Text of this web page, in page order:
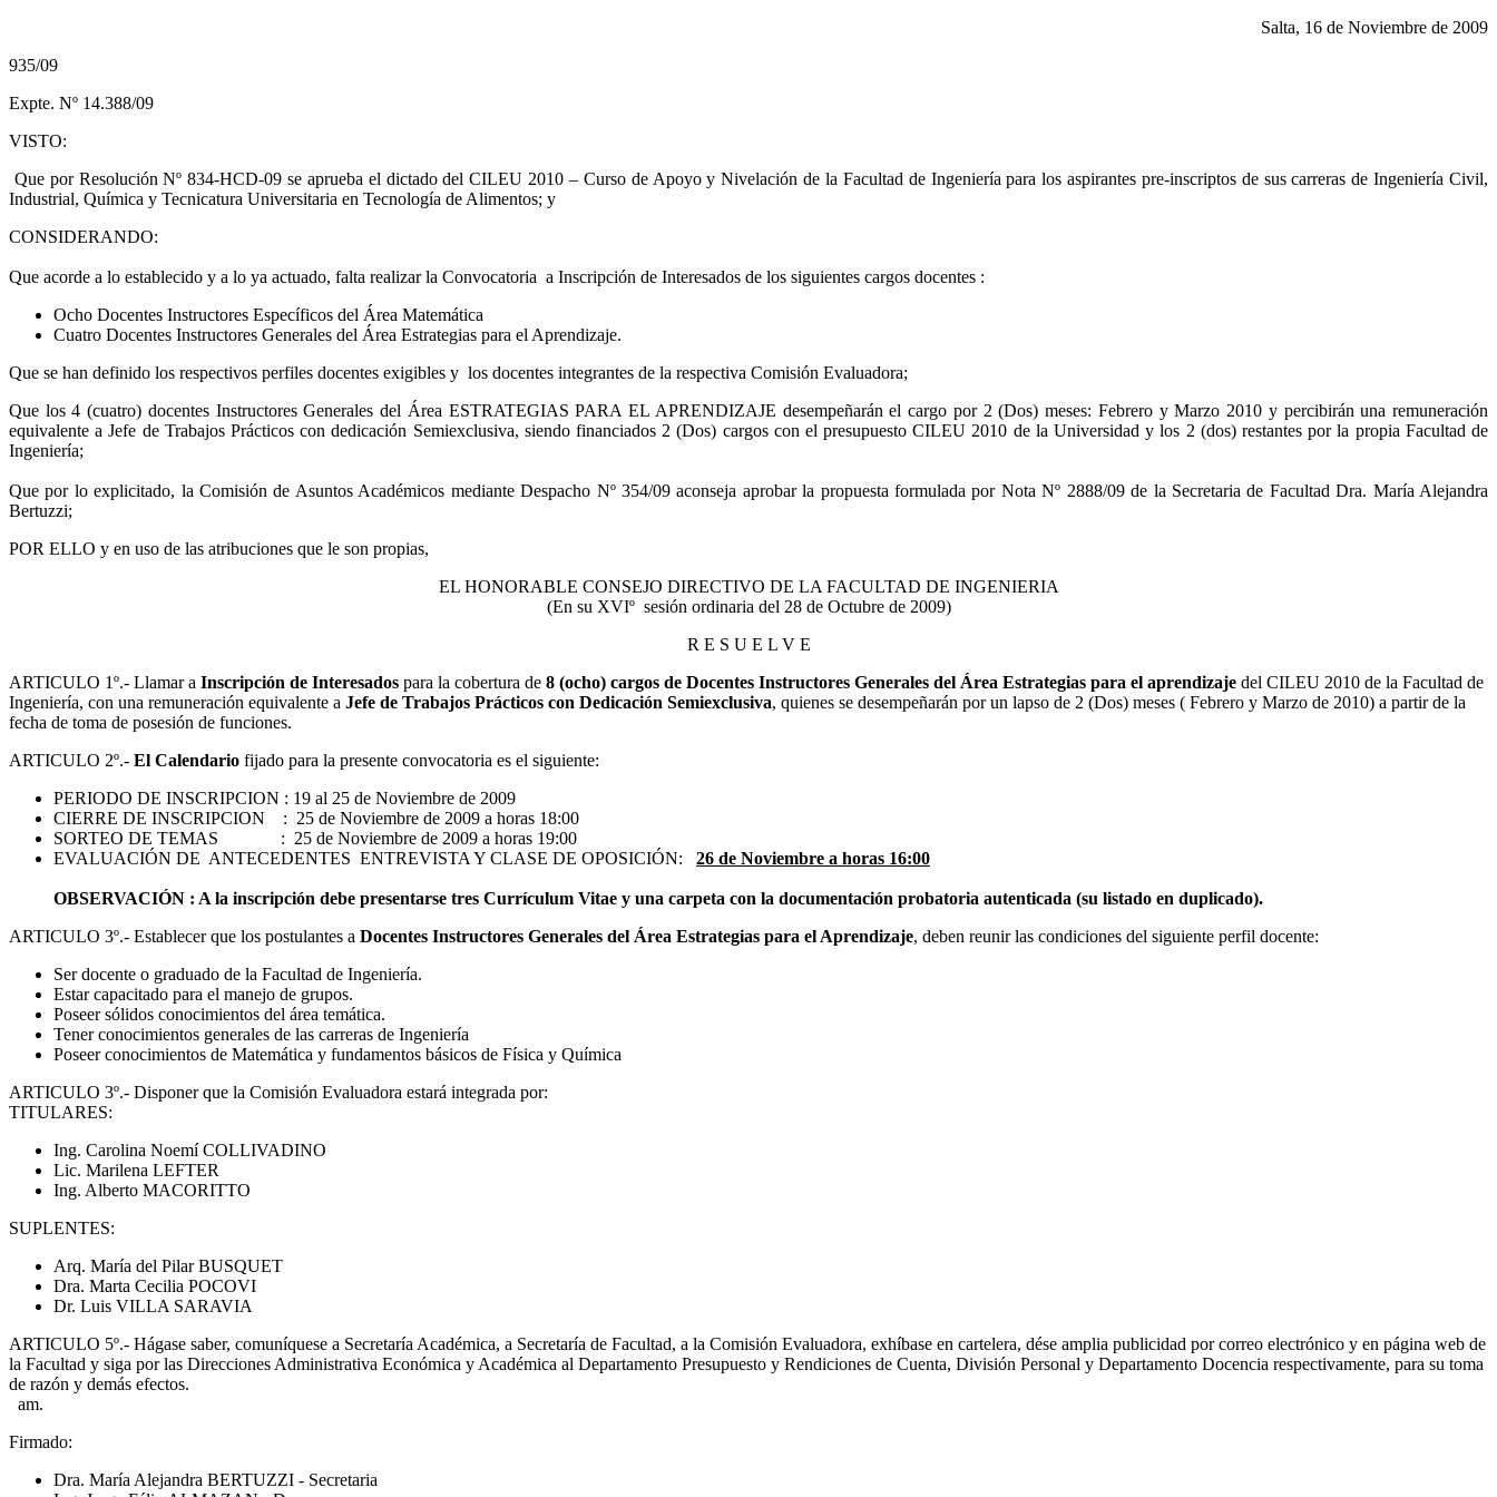
Salta, 16 de Noviembre de 2009
935/09
Expte. Nº 14.388/09
VISTO:
Que por Resolución Nº 834-HCD-09 se aprueba el dictado del CILEU 2010 – Curso de Apoyo y Nivelación de la Facultad de Ingeniería para los aspirantes pre-inscriptos de sus carreras de Ingeniería Civil,
Industrial, Química y Tecnicatura Universitaria en Tecnología de Alimentos; y
CONSIDERANDO:
Que acorde a lo establecido y a lo ya actuado, falta realizar la Convocatoria a Inscripción de Interesados de los siguientes cargos docentes :
Ocho Docentes Instructores Específicos del Área Matemática
Cuatro Docentes Instructores Generales del Área Estrategias para el Aprendizaje.
Que se han definido los respectivos perfiles docentes exigibles y los docentes integrantes de la respectiva Comisión Evaluadora;
Que los 4 (cuatro) docentes Instructores Generales del Área ESTRATEGIAS PARA EL APRENDIZAJE desempeñarán el cargo por 2 (Dos) meses: Febrero y Marzo 2010 y percibirán una remuneración
equivalente a Jefe de Trabajos Prácticos con dedicación Semiexclusiva, siendo financiados 2 (Dos) cargos con el presupuesto CILEU 2010 de la Universidad y los 2 (dos) restantes por la propia Facultad de
Ingeniería;
Que por lo explicitado, la Comisión de Asuntos Académicos mediante Despacho Nº 354/09 aconseja aprobar la propuesta formulada por Nota Nº 2888/09 de la Secretaria de Facultad Dra. María Alejandra
Bertuzzi;
POR ELLO y en uso de las atribuciones que le son propias,
EL HONORABLE CONSEJO DIRECTIVO DE LA FACULTAD DE INGENIERIA
(En su XVIº sesión ordinaria del 28 de Octubre de 2009)
R E S U E L V E
ARTICULO 1º.- Llamar a Inscripción de Interesados para la cobertura de 8 (ocho) cargos de Docentes Instructores Generales del Área Estrategias para el aprendizaje del CILEU 2010 de la Facultad de
Ingeniería, con una remuneración equivalente a Jefe de Trabajos Prácticos con Dedicación Semiexclusiva, quienes se desempeñarán por un lapso de 2 (Dos) meses ( Febrero y Marzo de 2010) a partir de la
fecha de toma de posesión de funciones.
ARTICULO 2º.- El Calendario fijado para la presente convocatoria es el siguiente:
PERIODO DE INSCRIPCION : 19 al 25 de Noviembre de 2009
CIERRE DE INSCRIPCION : 25 de Noviembre de 2009 a horas 18:00
SORTEO DE TEMAS : 25 de Noviembre de 2009 a horas 19:00
EVALUACIÓN DE ANTECEDENTES ENTREVISTA Y CLASE DE OPOSICIÓN: 26 de Noviembre a horas 16:00
OBSERVACIÓN : A la inscripción debe presentarse tres Currículum Vitae y una carpeta con la documentación probatoria autenticada (su listado en duplicado).
ARTICULO 3º.- Establecer que los postulantes a Docentes Instructores Generales del Área Estrategias para el Aprendizaje, deben reunir las condiciones del siguiente perfil docente:
Ser docente o graduado de la Facultad de Ingeniería.
Estar capacitado para el manejo de grupos.
Poseer sólidos conocimientos del área temática.
Tener conocimientos generales de las carreras de Ingeniería
Poseer conocimientos de Matemática y fundamentos básicos de Física y Química
ARTICULO 3º.- Disponer que la Comisión Evaluadora estará integrada por:
TITULARES:
Ing. Carolina Noemí COLLIVADINO
Lic. Marilena LEFTER
Ing. Alberto MACORITTO
SUPLENTES:
Arq. María del Pilar BUSQUET
Dra. Marta Cecilia POCOVI
Dr. Luis VILLA SARAVIA
ARTICULO 5º.- Hágase saber, comuníquese a Secretaría Académica, a Secretaría de Facultad, a la Comisión Evaluadora, exhíbase en cartelera, dése amplia publicidad por correo electrónico y en página web de
la Facultad y siga por las Direcciones Administrativa Económica y Académica al Departamento Presupuesto y Rendiciones de Cuenta, División Personal y Departamento Docencia respectivamente, para su toma
de razón y demás efectos.
am.
Firmado:
Dra. María Alejandra BERTUZZI - Secretaria